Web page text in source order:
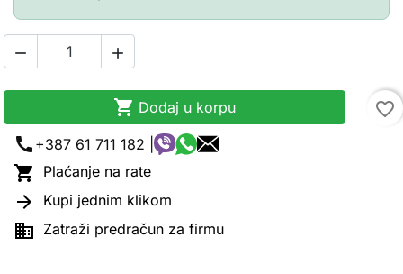
 
 Dodaj u korpu
favorite_border
call +387 61 711 182 |
 Plaćanje na rate
 Kupi jednim klikom
 Zatraži predračun za firmu